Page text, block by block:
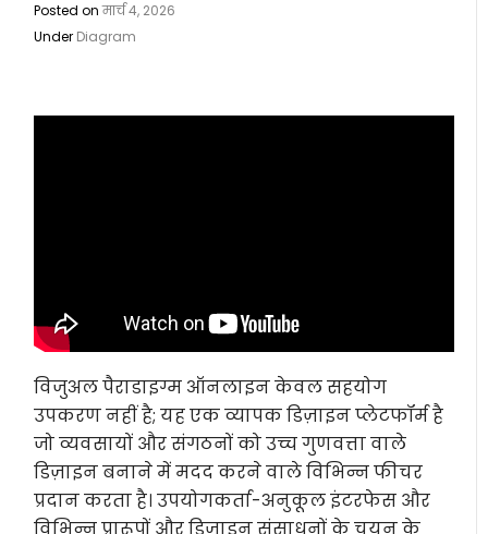
Posted onमार्च 4, 2026
Under Diagram
विजुअल पैराडाइग्म ऑनलाइन केवल सहयोग
उपकरण नहीं है; यह एक व्यापक डिज़ाइन प्लेटफॉर्म है
जो व्यवसायों और संगठनों को उच्च गुणवत्ता वाले
डिज़ाइन बनाने में मदद करने वाले विभिन्न फीचर
प्रदान करता है। उपयोगकर्ता-अनुकूल इंटरफेस और
विभिन्न प्रारूपों और डिज़ाइन संसाधनों के चयन के